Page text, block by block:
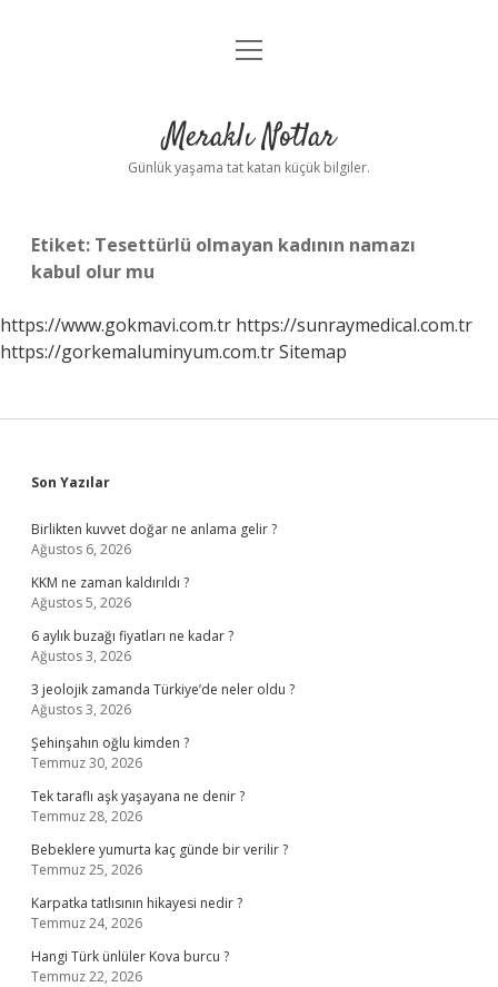
Anasayfa
Yasal Uyarı
menüyü
Meraklı Notlar
Günlük yaşama tat katan küçük bilgiler.
Etiket: Tesettürlü olmayan kadının namazı
kabul olur mu
https://www.gokmavi.com.tr https://sunraymedical.com.tr
https://gorkemaluminyum.com.trSitemap
Sidebar
Son Yazılar
Birlikten kuvvet doğar ne anlama gelir ?
Ağustos 6, 2026
KKM ne zaman kaldırıldı ?
Ağustos 5, 2026
6 aylık buzağı fiyatları ne kadar ?
Ağustos 3, 2026
3 jeolojik zamanda Türkiye’de neler oldu ?
Ağustos 3, 2026
Şehinşahın oğlu kimden ?
Temmuz 30, 2026
Tek taraflı aşk yaşayana ne denir ?
Temmuz 28, 2026
Bebeklere yumurta kaç günde bir verilir ?
Temmuz 25, 2026
Karpatka tatlısının hikayesi nedir ?
Temmuz 24, 2026
Hangi Türk ünlüler Kova burcu ?
Temmuz 22, 2026